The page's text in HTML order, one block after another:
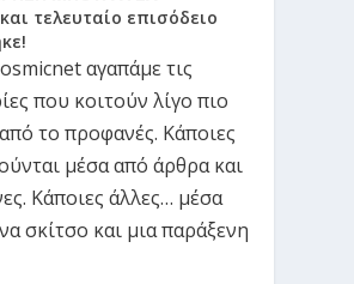
τελευταίο επισόδειο
αγαπάμε τις
που κοιτούν λίγο πιο
το προφανές. Κάποιες
μέσα από άρθρα και
Κάποιες άλλες… μέσα
σκίτσο και μια παράξενη